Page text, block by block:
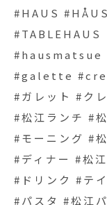
#HAUS #HÅUS
#TABLEHAUS
#hausmatsue
#galette
#ガレット #ク
#松江ランチ #
#モーニング #
#ディナー #松
#ドリンク #テ
#パスタ #松江